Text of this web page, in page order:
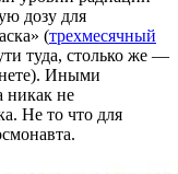
дозу для
(трехмесячный
туда, столько же —
Иными
никак не
Не то что для